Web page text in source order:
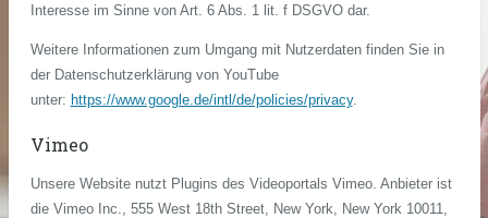
Interesse im Sinne von Art. 6 Abs. 1 lit. f DSGVO dar.
Weitere Informationen zum Umgang mit Nutzerdaten finden Sie in
der Datenschutzerklärung von YouTube
unter: https://www.google.de/intl/de/policies/privacy.
Vimeo
Unsere Website nutzt Plugins des Videoportals Vimeo. Anbieter ist
die Vimeo Inc., 555 West 18th Street, New York, New York 10011,